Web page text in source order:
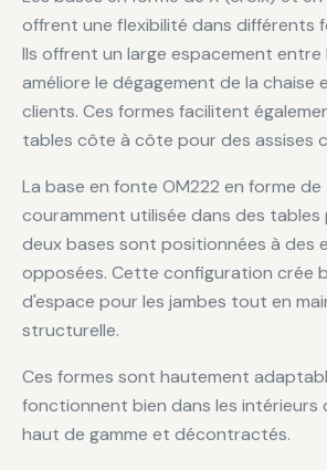
offrent une flexibilité dans différents
Ils offrent un large espacement entre
améliore le dégagement de la chaise
clients. Ces formes facilitent
tables côte à côte pour des assises
La base en fonte OM222 en forme de
couramment utilisée dans des tables
deux bases sont positionnées à des
opposées. Cette configuration crée
d'espace pour les jambes tout en
structurelle.
Ces formes sont hautement
fonctionnent bien dans les intérieurs
haut de gamme et décontractés.